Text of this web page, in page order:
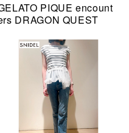
PIQUE encount
DRAGON QUEST